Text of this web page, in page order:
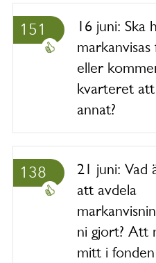
151
16 juni: Ska
eller
kvarteret
annat?
138
21 juni: Vad
att avdela
ni gjort? Att
mitt i